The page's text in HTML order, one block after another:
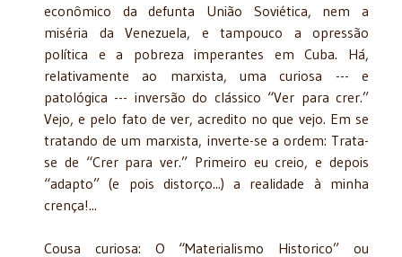
econômico da defunta União Soviética, nem a
miséria da Venezuela, e tampouco a opressão
política e a pobreza imperantes em Cuba. Há,
relativamente ao marxista, uma curiosa --- e
patológica --- inversão do clássico “Ver para crer.”
Vejo, e pelo fato de ver, acredito no que vejo. Em se
tratando de um marxista, inverte-se a ordem: Trata-
se de “Crer para ver.” Primeiro eu creio, e depois
“adapto” (e pois distorço...) a realidade à minha
crença!...
Cousa curiosa: O “Materialismo Historico” ou